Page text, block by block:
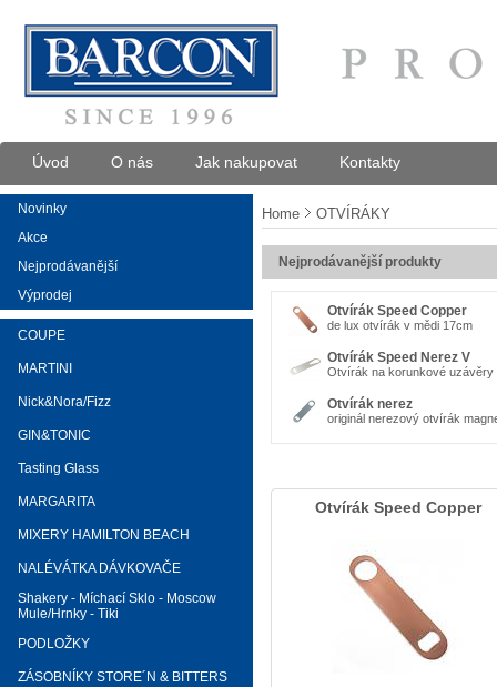
Úvod O nás Jak nakupovat Kontakty
Novinky
Akce
Nejprodávanější
Výprodej
COUPE
MARTINI
Nick&Nora/Fizz
GIN&TONIC
Tasting Glass
MARGARITA
MIXERY HAMILTON BEACH
NALÉVÁTKA DÁVKOVAČE
Shakery - Míchací Sklo - Moscow
Mule/Hrnky - Tiki
PODLOŽKY
ZÁSOBNÍKY STORE´N & BITTERS
Home OTVÍRÁKY
Nejprodávanější produkty
Otvírák Speed Copper
de lux otvírák v mědi 17cm
Otvírák Speed Nerez V
Otvírák na korunkové uzávěry
Otvírák nerez
originál nerezový otvírák
Otvírák Speed Copper